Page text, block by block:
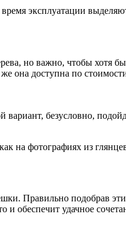
эксплуатации
но важно, чтобы хотя
она доступна по
безусловно,
на фотографиях из
Правильно подобрав
обеспечит удачное